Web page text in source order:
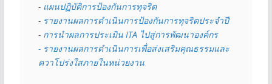
- แผนปฏิบัติการป้องกันการทุจริต
- รายงานผลการดำเนินการป้องกันการทุจริตประจำปี
- การนำผลการประเมิน ITA ไปสู่การพัฒนาองค์กร
- รายงานผลการดำเนินการเพื่อส่งเสริมคุณธรรมและ
ควาโปร่งใสภายในหน่วยงาน